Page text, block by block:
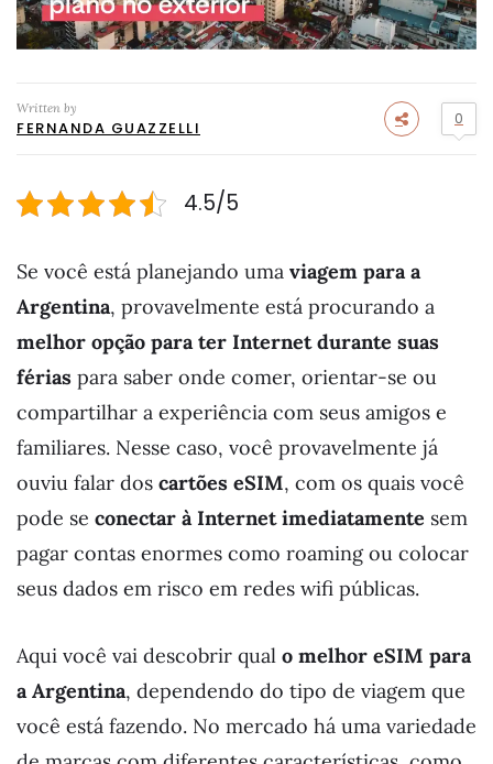
Written by
FERNANDA GUAZZELLI 0
4.5/5
Se você está planejando uma viagem para a
Argentina, provavelmente está procurando a
melhor opção para ter Internet durante suas
férias para saber onde comer, orientar-se ou
compartilhar a experiência com seus amigos e
familiares. Nesse caso, você provavelmente já
ouviu falar dos cartões eSIM, com os quais você
pode se conectar à Internet imediatamente sem
pagar contas enormes como roaming ou colocar
seus dados em risco em redes wifi públicas.
Aqui você vai descobrir qual o melhor eSIM para
a Argentina, dependendo do tipo de viagem que
você está fazendo. No mercado há uma variedade